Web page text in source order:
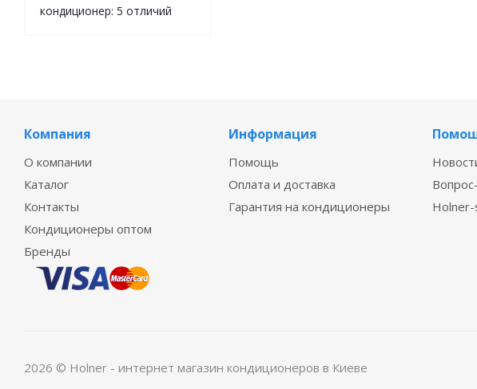
кондиционер: 5 отличий
Компания
О компании
Каталог
Контакты
Кондиционеры оптом
Бренды
Информация
Помощь
Оплата и доставка
Гарантия на кондиционеры
2026 © Holner - интернет магазин кондиционеров в Киеве